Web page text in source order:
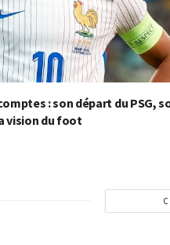
: son départ du PSG,
vision du foot